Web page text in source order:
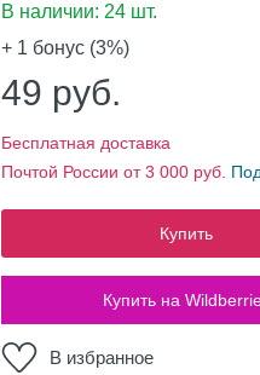
В наличии: 24 шт.
+ 1 бонус (3%)
49 руб.
Бесплатная доставка
Почтой России от 3 000 руб.
Купить
Купить на
В избранное